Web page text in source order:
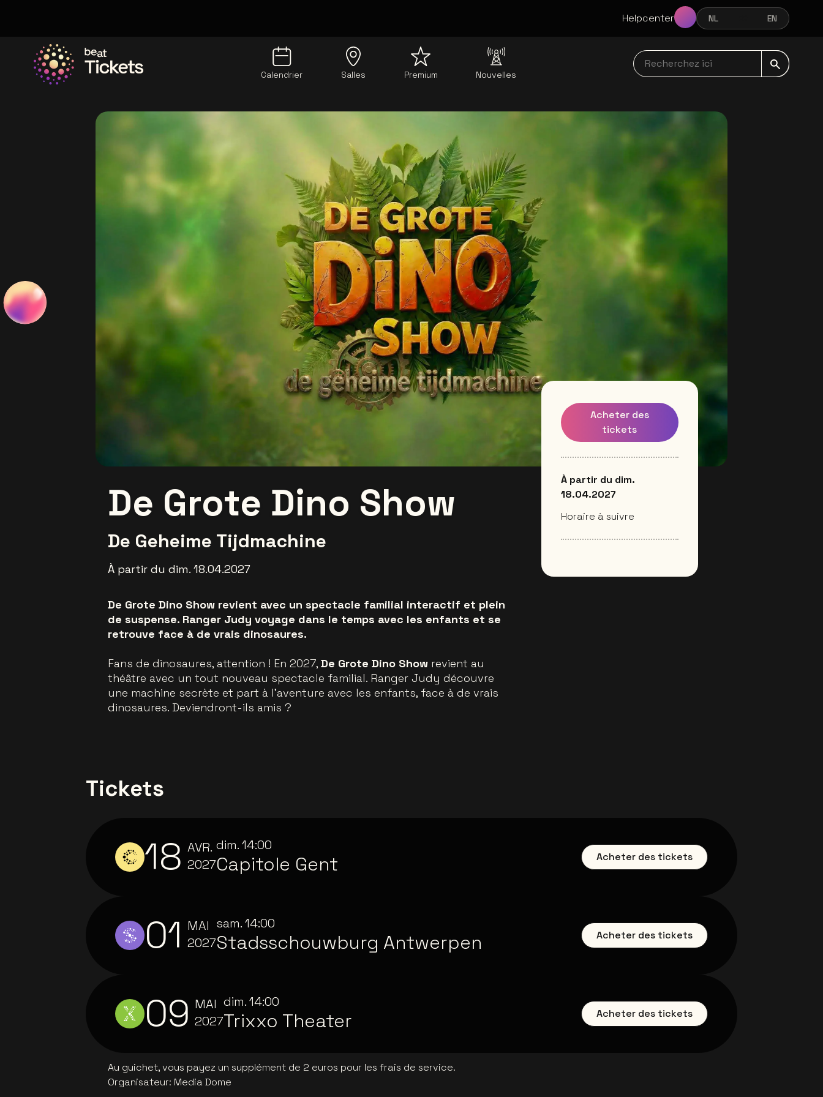
Helpcenter NEDERLANDS
NL FRANÇAISENGLISH
EN
Calendrier Salles Premium Nouvelles
Recherchez ici navbar
De Grote Dino Show
De Geheime Tijdmachine
À partir du dim. 18.04.2027
De Grote Dino Show revient avec un spectacle familial interactif et plein
de suspense. Ranger Judy voyage dans le temps avec les enfants et se
retrouve face à de vrais dinosaures.
Fans de dinosaures, attention ! En 2027, De Grote Dino Show revient au
théâtre avec un tout nouveau spectacle familial. Ranger Judy découvre
une machine secrète et part à l’aventure avec les enfants, face à de vrais
dinosaures. Deviendront-ils amis ?
Acheter des
tickets
À partir du dim.
18.04.2027
Horaire à suivre
Tickets
18 AVR.
2027
dim.14:00
Capitole Gent Acheter des tickets
01 MAI
2027
sam.14:00
Stadsschouwburg Antwerpen Acheter des tickets
09 MAI
2027
dim.14:00
Trixxo Theater Acheter des tickets
Au guichet, vous payez un supplément de 2 euros pour les frais de service.
Organisateur: Media Dome